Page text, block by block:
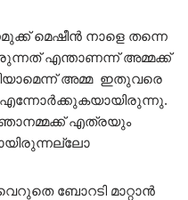
മെഷീൻ നാളെ തന്നെ
എന്താണന്ന് അമ്മക്ക്
അമ്മ ഇതുവരെ
എന്നോർക്കുകയായിരുന്നു.
എത്രയും
ബോറടി മാറ്റാൻ